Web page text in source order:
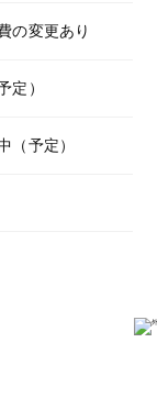
の変更あり
定）
（予定）